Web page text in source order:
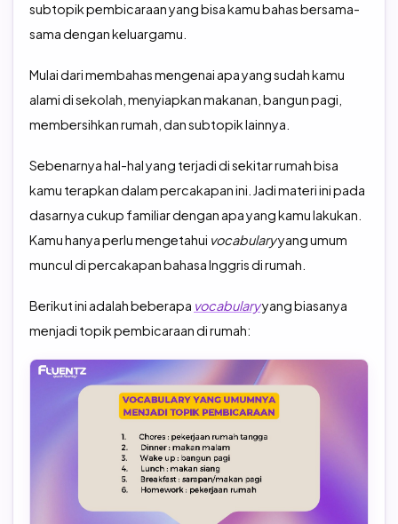
subtopik pembicaraan yang bisa kamu bahas bersama-
sama dengan keluargamu.
Mulai dari membahas mengenai apa yang sudah kamu
alami di sekolah, menyiapkan makanan, bangun pagi,
membersihkan rumah, dan subtopik lainnya.
Sebenarnya hal-hal yang terjadi di sekitar rumah bisa
kamu terapkan dalam percakapan ini. Jadi materi ini pada
dasarnya cukup familiar dengan apa yang kamu lakukan.
Kamu hanya perlu mengetahui vocabularyyang umum
muncul di percakapan bahasa Inggris di rumah.
Berikut ini adalah beberapa vocabularyyang biasanya
menjadi topik pembicaraan di rumah: